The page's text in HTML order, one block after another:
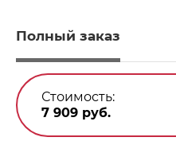
Полный заказ
Стоимость:
7 909 руб.